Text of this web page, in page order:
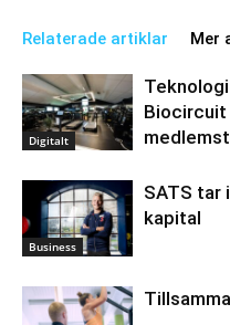
Relaterade artiklar Mer
Digitalt
Biocircuit
Business
SATS tar
kapital